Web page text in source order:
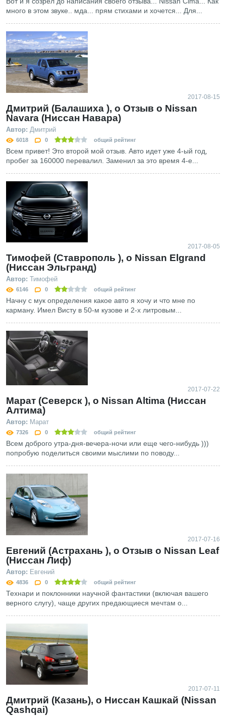
много в этом звуке.. мда... прям стихами и хочется... Для...
2017-08-15
Дмитрий (Балашиха ), о Отзыв о Nissan
Navara (Ниссан Навара)
Автор: Дмитрий
6018 0 общий рейтинг
Всем привет! Это второй мой отзыв. Авто идет уже 4-ый год,
пробег за 160000 перевалил. Заменил за это время 4-е...
2017-08-05
Тимофей (Ставрополь ), о Nissan Elgrand
(Ниссан Эльгранд)
Автор: Тимофей
6146 0 общий рейтинг
Начну с мук определения какое авто я хочу и что мне по
карману. Имел Висту в 50-м кузове и 2-х литровым...
2017-07-22
Марат (Северск ), о Nissan Altima (Ниссан
Алтима)
Автор: Марат
7326 0 общий рейтинг
Всем доброго утра-дня-вечера-ночи или еще чего-нибудь )))
попробую поделиться своими мыслими по поводу...
2017-07-16
Евгений (Астрахань ), о Отзыв о Nissan Leaf
(Ниссан Лиф)
Автор: Евгений
4836 0 общий рейтинг
Технари и поклонники научной фантастики (включая вашего
верного слугу), чаще других предающиеся мечтам о...
2017-07-11
Дмитрий (Казань), о Ниссан Кашкай (Nissan
Qashqai)